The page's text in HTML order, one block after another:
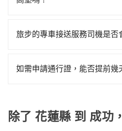
雖然路邊隨租隨還看似方便，
低，如此便反應在服務品質的
要從花蓮縣去成功，請儘早下
單程接送與跨縣市計時包車，
大多數乘客出行的最佳選擇。
童座椅。每趟每個租金
旅步的專車接送服務司機是否
行李搬運的問題，享受更輕鬆
如需申請通行證，能否提前幾
在用車前一天才開始安排車輛
提供服務司機和車輛資訊。如
除了 花蓮縣 到 成功